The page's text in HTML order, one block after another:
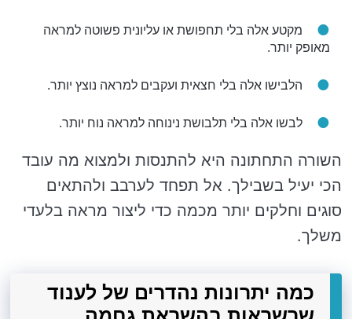
מקטע אלה בלי תחפושת או עליונית פשוטה למראה
מאופק יותר.
הלבישו אלה בלי חצאית ועקבים למראה נוצץ יותר.
לבשו אלה בלי תלבושת נינוחה למראה נוח יותר.
השורה התחתונה היא להתנסות ולמצוא מה עובד
הכי יעיל בשבילך. אל תפחד לערבב ולהתאים
סוגים וחלקים יותר מכמה כדי ליצור מראה בלעדי
משלך.
כמה יתרונות נהדרים של לענוד